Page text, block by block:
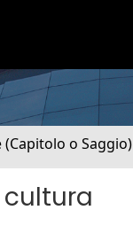
o Saggio)
cultura